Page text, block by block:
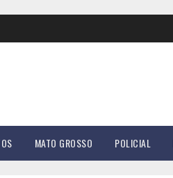
MATO GROSSO POLICIAL